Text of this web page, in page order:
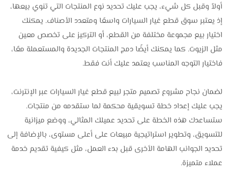
أولاً وقبل كل شيء، يجب عليك تحديد نوع المنتجات التي تنوي بيعها،
إذ يعتبر سوق قطع غيار السيارات واسعًا ومتعدد الأصناف. يمكنك
اختيار بيع مجموعة مختلفة من القطع، أو التركيز على تخصص معين
مثل الزيوت. كما يمكنك أيضًا دمج المنتجات الجديدة والمستعملة معًا،
فاختيار التوجه المناسب يعتمد عليك أنت فقط.
لضمان نجاح مشروع تصميم متجر لبيع قطع غيار السيارات عبر الإنترنت،
يجب عليك إعداد خطة تسويقية محكمة لما ستقدمه من منتجات.
ستساعدك هذه الخطة على تحديد عميلك المثالي، ووضع ميزانية
للتسويق، وتطوير استراتيجية مبيعات على أعلى مستوى، بالإضافة إلى
تحديد الجوانب الهامة الأخرى قبل بدء العمل، مثل كيفية تقديم خدمة
عملاء متميزة.